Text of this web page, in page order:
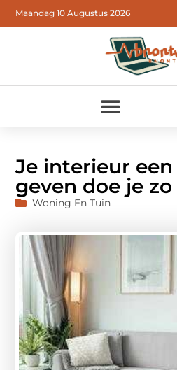
Maandag 10 Augustus 2026
Je interieur
geven doe je zo
Woning En Tuin